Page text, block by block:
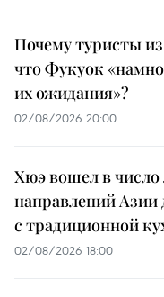
Почему туристы
что Фукуок
их ожидания»?
02/08/2026 20:00
Хюэ вошел в
направлений Азии
с традиционной
02/08/2026 18:00